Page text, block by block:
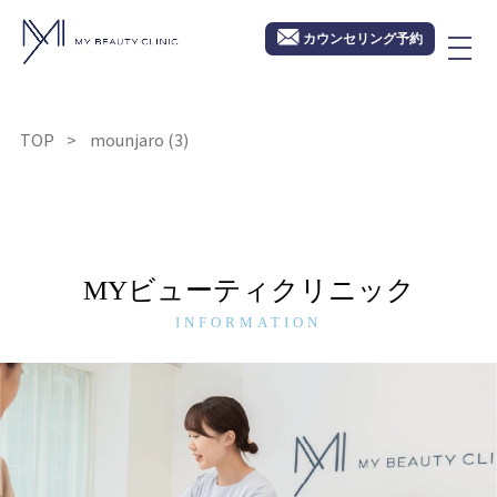
カウンセリング予約
TOP mounjaro (3)
MYビューティクリニック
INFORMATION